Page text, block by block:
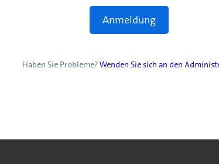
Haben Sie Probleme?Wenden Sie sich an den